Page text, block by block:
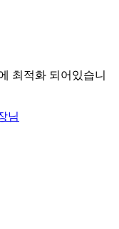
최적화 되어있습니
님